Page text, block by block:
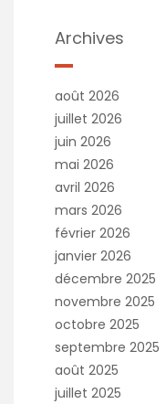
Archives
août 2026
juillet 2026
juin 2026
mai 2026
avril 2026
mars 2026
février 2026
janvier 2026
décembre 2025
novembre 2025
octobre 2025
septembre 2025
août 2025
juillet 2025